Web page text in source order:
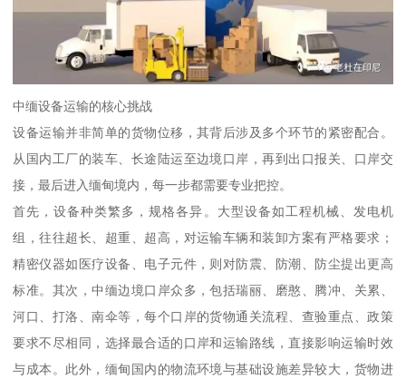
中缅设备运输的核心挑战
设备运输并非简单的货物位移，其背后涉及多个环节的紧密配合。
从国内工厂的装车、长途陆运至边境口岸，再到出口报关、口岸交
接，最后进入缅甸境内，每一步都需要专业把控。
首先，设备种类繁多，规格各异。大型设备如工程机械、发电机
组，往往超长、超重、超高，对运输车辆和装卸方案有严格要求；
精密仪器如医疗设备、电子元件，则对防震、防潮、防尘提出更高
标准。其次，中缅边境口岸众多，包括瑞丽、磨憨、腾冲、关累、
河口、打洛、南伞等，每个口岸的货物通关流程、查验重点、政策
要求不尽相同，选择最合适的口岸和运输路线，直接影响运输时效
与成本。此外，缅甸国内的物流环境与基础设施差异较大，货物进